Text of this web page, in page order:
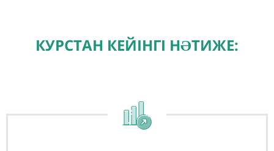
КУРСТАН КЕЙІНГІ НӘТИЖЕ: